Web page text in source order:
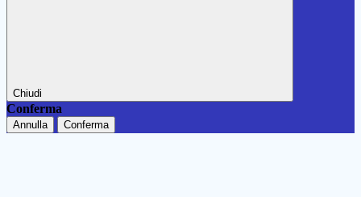
Chiudi
Conferma
Annulla Conferma